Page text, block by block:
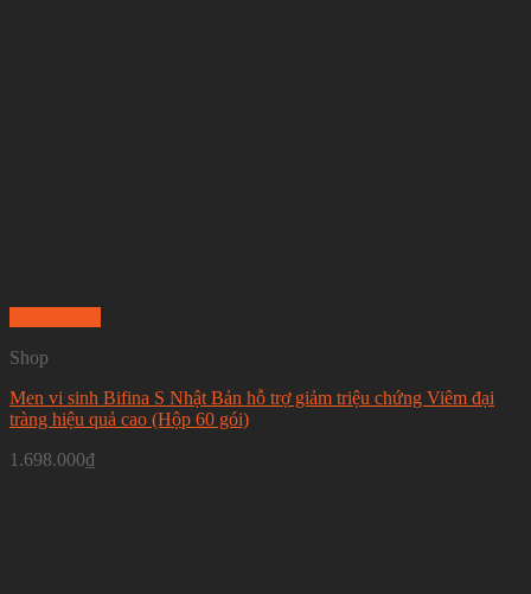
Shop
Men vi sinh Bifina S Nhật Bản hỗ trợ giảm triệu chứng Viêm đại
tràng hiệu quả cao (Hộp 60 gói)
1.698.000₫